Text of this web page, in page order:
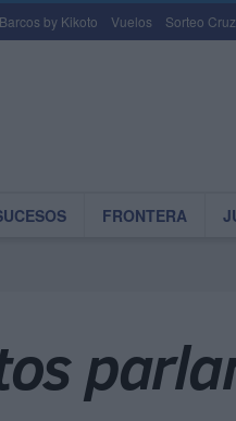
by Kikoto Vuelos Sorteo
FRONTERA